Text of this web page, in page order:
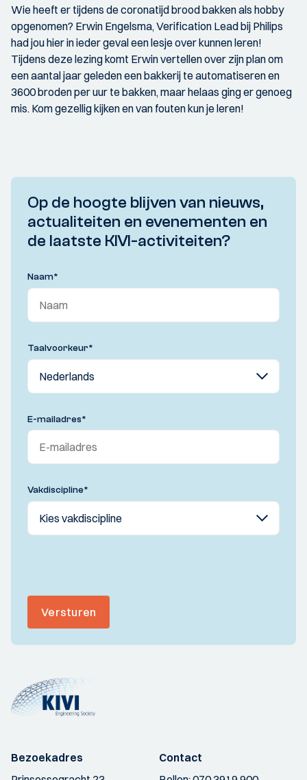
Wie heeft er tijdens de coronatijd brood bakken als hobby
opgenomen? Erwin Engelsma, Verification Lead bij Philips
had jou hier in ieder geval een lesje over kunnen leren!
Tijdens deze lezing komt Erwin vertellen over zijn plan om
een aantal jaar geleden een bakkerij te automatiseren en
3600 broden per uur te bakken, maar helaas ging er genoeg
mis. Kom gezellig kijken en van fouten kun je leren!
Op de hoogte blijven van nieuws,
actualiteiten en evenementen en
de laatste KIVI-activiteiten?
Naam*
Taalvoorkeur*
E-mailadres*
Vakdiscipline*
Versturen
Bezoekadres
Contact